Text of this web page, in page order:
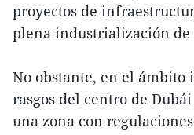
proyectos de
plena industrialización de
No obstante, en el ámbito
rasgos del centro de
una zona con